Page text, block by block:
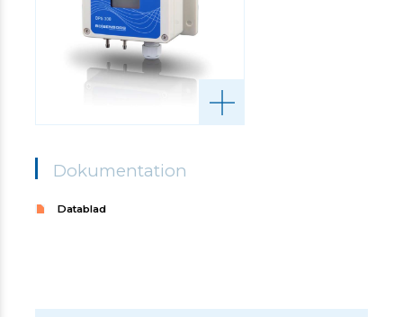
Dokumentation
Datablad